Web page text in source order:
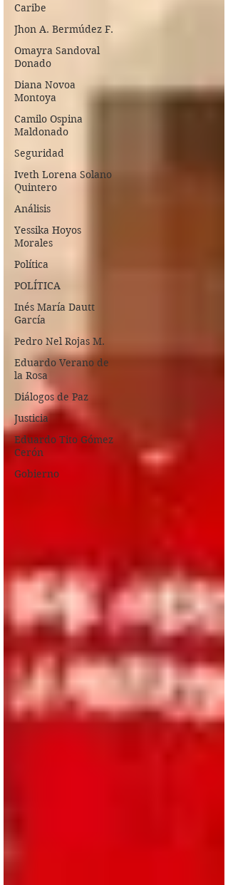
Caribe
Jhon A. Bermúdez F.
Omayra Sandoval
Donado
Diana Novoa
Montoya
Camilo Ospina
Maldonado
Seguridad
Iveth Lorena Solano
Quintero
Análisis
Yessika Hoyos
Morales
Política
POLÍTICA
Inés María Dautt
García
Pedro Nel Rojas M.
Eduardo Verano de
la Rosa
Diálogos de Paz
Justicia
Eduardo Tito Gómez
Cerón
Gobierno